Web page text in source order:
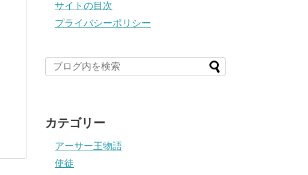
サイトの目次
プライバシーポリシー
カテゴリー
アーサー王物語
使徒